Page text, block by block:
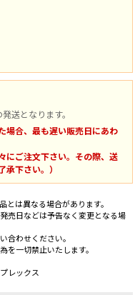
送となります。
場合、最も遅い販売日にあわ
にご注文下さい。その際、送
下さい。）
は異なる場合があります。
売日などは予告なく変更となる場
合わせください。
を一切禁止いたします。
レックス